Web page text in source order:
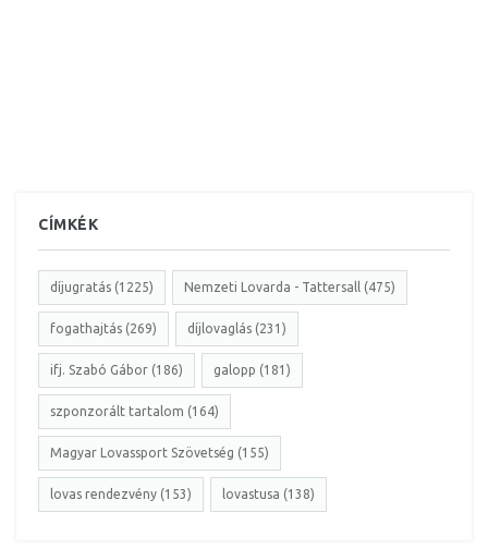
CÍMKÉK
díjugratás (1225) Nemzeti Lovarda - Tattersall (475)
fogathajtás (269) díjlovaglás (231)
ifj. Szabó Gábor (186) galopp (181)
szponzorált tartalom (164)
Magyar Lovassport Szövetség (155)
lovas rendezvény (153) lovastusa (138)